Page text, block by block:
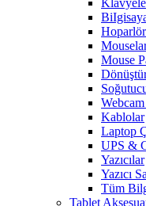
Mouse
Kablolar
Laptop
UPS &
Yazıcılar
Yazıcı
Tüm
Tablet